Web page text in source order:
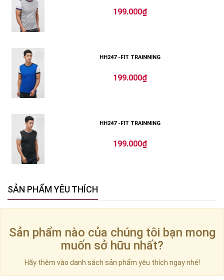
199.000₫
HH247 -FIT TRAINNING
199.000₫
HH247 -FIT TRAINNING
199.000₫
SẢN PHẨM YÊU THÍCH
Sản phẩm nào của chúng tôi bạn mong
muốn sở hữu nhất?
Hãy thêm vào danh sách sản phẩm yêu thích ngay nhé!